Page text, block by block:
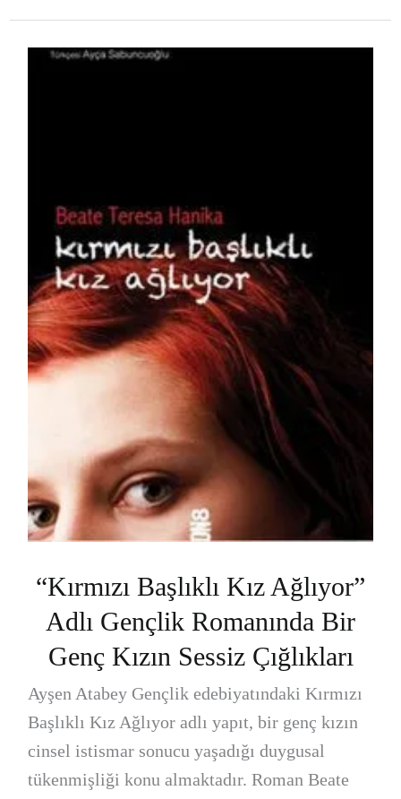
“Kırmızı Başlıklı Kız Ağlıyor”
Adlı Gençlik Romanında Bir
Genç Kızın Sessiz Çığlıkları
Ayşen Atabey Gençlik edebiyatındaki Kırmızı
Başlıklı Kız Ağlıyor adlı yapıt, bir genç kızın
cinsel istismar sonucu yaşadığı duygusal
tükenmişliği konu almaktadır. Roman Beate